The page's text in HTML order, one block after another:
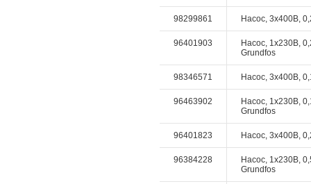
98299861 Насос, 3x400В,
96401903
Насос, 1x230В,
Grundfos
98346571 Насос, 3x400В,
96463902
Насос, 1x230В,
Grundfos
96401823 Насос, 3x400В,
96384228
Насос, 1x230В,
Grundfos